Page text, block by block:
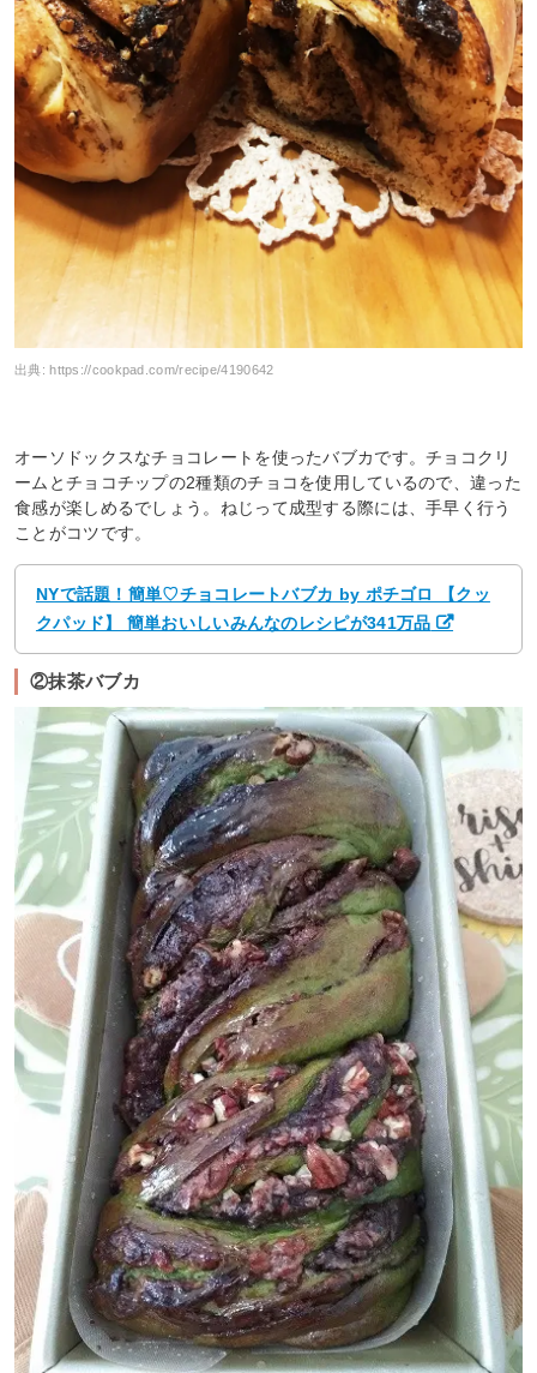
出典:https://cookpad.com/recipe/4190642
オーソドックスなチョコレートを使ったバブカです。チョコクリ
ームとチョコチップの2種類のチョコを使用しているので、違った
食感が楽しめるでしょう。ねじって成型する際には、手早く行う
ことがコツです。
NYで話題！簡単♡チョコレートバブカ by ポチゴロ 【クッ
クパッド】 簡単おいしいみんなのレシピが341万品
②抹茶バブカ